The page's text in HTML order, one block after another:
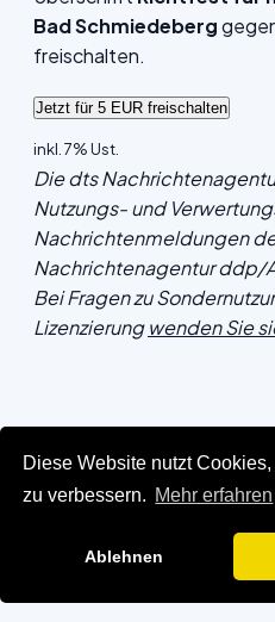
Diese Website nutzt
zu verbessern. Mehr erfahren
Ablehnen
Bad Schmiedeberg
freischalten.
inkl. 7% Ust.
Die dts
Nutzungs- und
Nachrichtenmeldungen
Nachrichtenagentur ddp/
Bei Fragen zu
Lizenzierungwenden Sie